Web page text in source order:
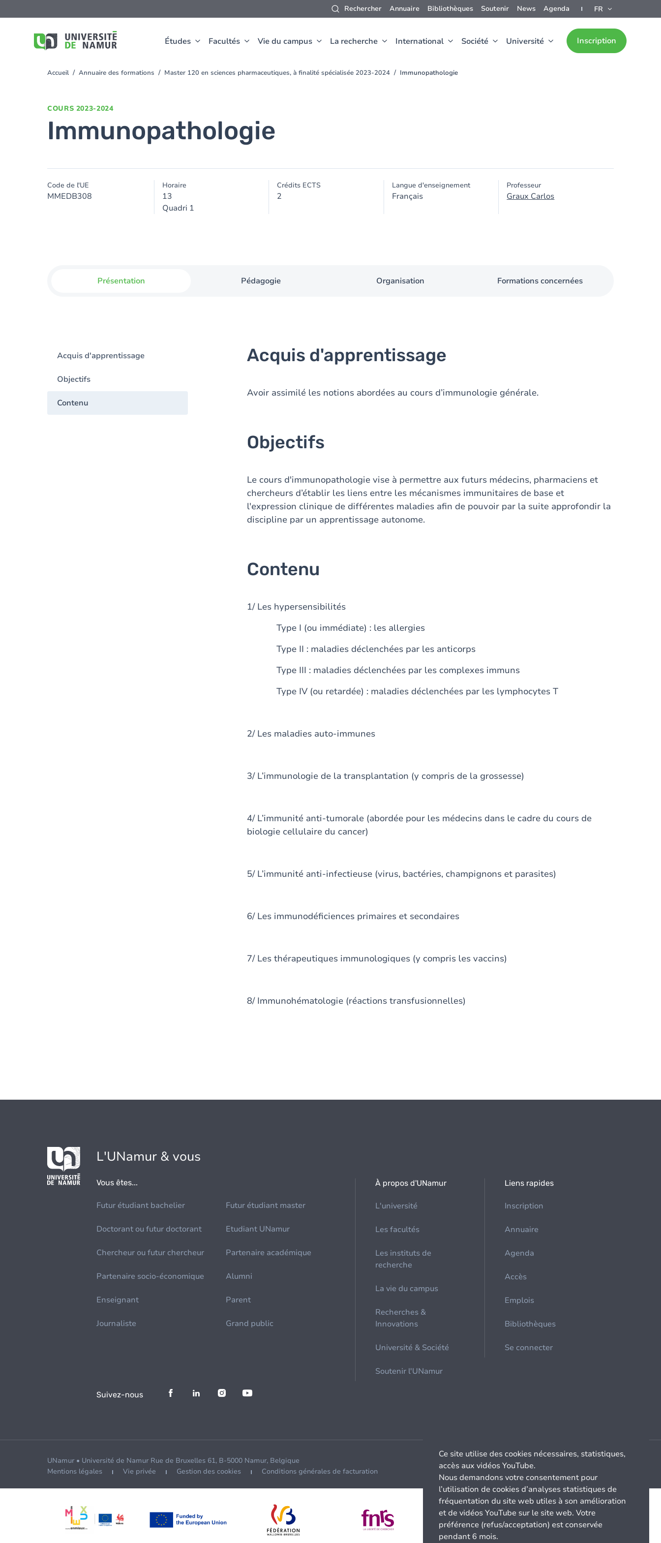
Rechercher Annuaire Bibliothèques Soutenir News Agenda FR
Études Facultés Vie du campus La recherche International Société Université Inscription
au
You
Accueil Annuaire des formations Master 120 en sciences pharmaceutiques, à finalité spécialisée 2023-2024 Immunopathologie
COURS 2023-2024
Immunopathologie
Code de l'UE
MMEDB308
Horaire
13
Quadri 1
Crédits ECTS
2
Langue d'enseignement
Français
Professeur
Graux Carlos
Présentation Pédagogie Organisation Formations concernées
Acquis d'apprentissage
Objectifs
Contenu
Acquis d'apprentissage
Avoir assimilé les notions abordées au cours d’immunologie générale.
Objectifs
Le cours d'immunopathologie vise à permettre aux futurs médecins, pharmaciens et
chercheurs d’établir les liens entre les mécanismes immunitaires de base et
l'expression clinique de différentes maladies afin de pouvoir par la suite approfondir la
discipline par un apprentissage autonome.
Contenu
1/ Les hypersensibilités
Type I (ou immédiate) : les allergies
Type II : maladies déclenchées par les anticorps
Type III : maladies déclenchées par les complexes immuns
Type IV (ou retardée) : maladies déclenchées par les lymphocytes T
2/ Les maladies auto-immunes
3/ L’immunologie de la transplantation (y compris de la grossesse)
4/ L’immunité anti-tumorale (abordée pour les médecins dans le cadre du cours de
biologie cellulaire du cancer)
5/ L’immunité anti-infectieuse (virus, bactéries, champignons et parasites)
6/ Les immunodéficiences primaires et secondaires
7/ Les thérapeutiques immunologiques (y compris les vaccins)
8/ Immunohématologie (réactions transfusionnelles)
L'UNamur & vous
Vous êtes...
Futur étudiant bachelier Futur étudiant master
Doctorant ou futur doctorant Etudiant UNamur
Chercheur ou futur chercheur Partenaire académique
Partenaire socio-économique Alumni
Enseignant Parent
Journaliste Grand public
À propos d'UNamur
L'université
Les facultés
Les instituts de
recherche
La vie du campus
Recherches &
Innovations
Université & Société
Soutenir l'UNamur
Liens rapides
Inscription
Annuaire
Agenda
Accès
Emplois
Bibliothèques
Se connecter
Suivez-nous
UNamur • Université de Namur Rue de Bruxelles 61, B-5000 Namur, Belgique
Mentions légales
Vie privée Gestion des cookies Conditions générales de facturation
Ce site utilise des cookies nécessaires, statistiques,
accès aux vidéos YouTube.
Nous demandons votre consentement pour
l’utilisation de cookies d’analyses statistiques de
fréquentation du site web utiles à son amélioration
et de vidéos YouTube sur le site web. Votre
préférence (refus/acceptation) est conservée
pendant 6 mois.